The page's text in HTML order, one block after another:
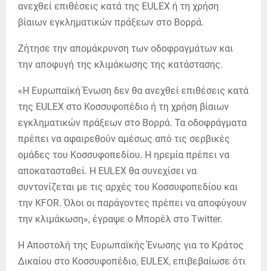
ανεχθεί επιθέσεις κατά της EULEX ή τη χρήση
βίαιων εγκληματικών πράξεων στο Βορρά.
Ζήτησε την απομάκρυνση των οδοφραγμάτων και
την αποφυγή της κλιμάκωσης της κατάστασης.
«Η Ευρωπαϊκή Ένωση δεν θα ανεχθεί επιθέσεις κατά
της EULEX στο Κοσσυφοπέδιο ή τη χρήση βίαιων
εγκληματικών πράξεων στο Βορρά. Τα οδοφράγματα
πρέπει να αφαιρεθούν αμέσως από τις σερβικές
ομάδες του Κοσσυφοπεδίου. Η ηρεμία πρέπει να
αποκατασταθεί. Η EULEX θα συνεχίσει να
συντονίζεται με τις αρχές του Κοσσυφοπεδίου και
την KFOR. Όλοι οι παράγοντες πρέπει να αποφύγουν
την κλιμάκωση», έγραψε ο Μπορέλ στο Twitter.
Η Αποστολή της Ευρωπαϊκής Ένωσης για το Κράτος
Δικαίου στο Κοσσυφοπέδιο, EULEX, επιβεβαίωσε ότι